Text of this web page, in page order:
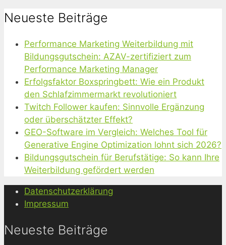
Neueste Beiträge
Performance Marketing Weiterbildung mit
Bildungsgutschein: AZAV-zertifiziert zum
Performance Marketing Manager
Erfolgsfaktor Boxspringbett: Wie ein Produkt
den Schlafzimmermarkt revolutioniert
Twitch Follower kaufen: Sinnvolle Ergänzung
oder überschätzter Effekt?
GEO-Software im Vergleich: Welches Tool für
Generative Engine Optimization lohnt sich 2026?
Bildungsgutschein für Berufstätige: So kann Ihre
Weiterbildung gefördert werden
Datenschutzerklärung
Impressum
Neueste Beiträge